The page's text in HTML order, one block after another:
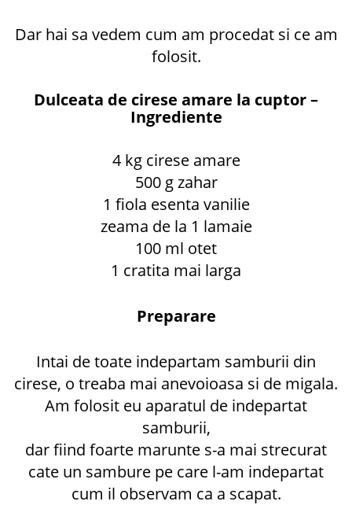
Dar hai sa vedem cum am procedat si ce am
folosit.
Dulceata de cirese amare la cuptor –
Ingrediente
4 kg cirese amare
500 g zahar
1 fiola esenta vanilie
zeama de la 1 lamaie
100 ml otet
1 cratita mai larga
Preparare
Intai de toate indepartam samburii din
cirese, o treaba mai anevoioasa si de migala.
Am folosit eu aparatul de indepartat
samburii,
dar fiind foarte marunte s-a mai strecurat
cate un sambure pe care l-am indepartat
cum il observam ca a scapat.